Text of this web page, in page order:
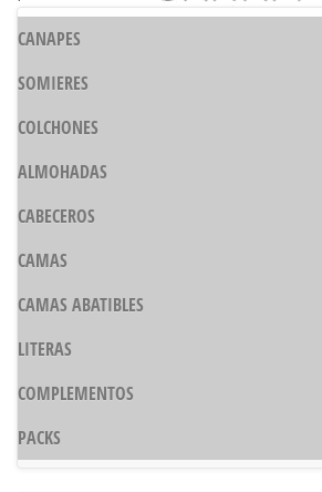
CANAPES
SOMIERES
COLCHONES
ALMOHADAS
CABECEROS
CAMAS
CAMAS ABATIBLES
LITERAS
COMPLEMENTOS
PACKS